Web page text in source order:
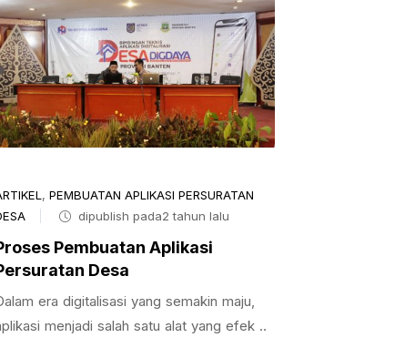
, PEMBUATAN APLIKASI PERSURATAN
dipublish pada2 tahun lalu
Pembuatan Aplikasi
Desa
era digitalisasi yang semakin maju,
menjadi salah satu alat yang efek ..